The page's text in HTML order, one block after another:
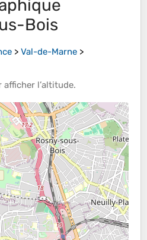
Bois
> Val-de-Marne >
afficher l’altitude.